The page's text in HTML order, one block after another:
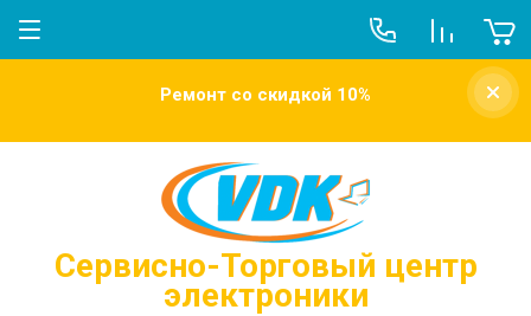
О компании
Новости
Напишите нам
Ремонт со скидкой 10%
Сервисно-Торговый центр
электроники